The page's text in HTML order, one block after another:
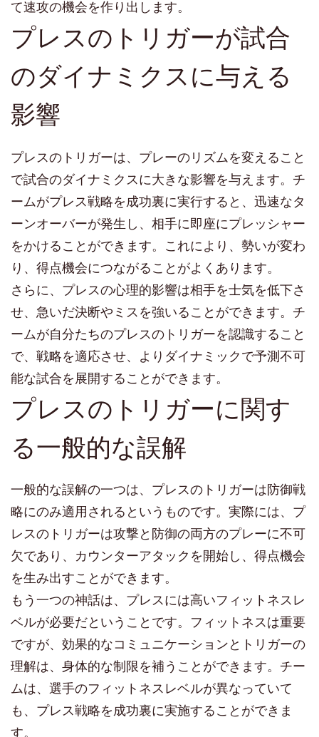
て速攻の機会を作り出します。
プレスのトリガーが試合
のダイナミクスに与える
影響
プレスのトリガーは、プレーのリズムを変えること
で試合のダイナミクスに大きな影響を与えます。チ
ームがプレス戦略を成功裏に実行すると、迅速なタ
ーンオーバーが発生し、相手に即座にプレッシャー
をかけることができます。これにより、勢いが変わ
り、得点機会につながることがよくあります。
さらに、プレスの心理的影響は相手を士気を低下さ
せ、急いだ決断やミスを強いることができます。チ
ームが自分たちのプレスのトリガーを認識すること
で、戦略を適応させ、よりダイナミックで予測不可
能な試合を展開することができます。
プレスのトリガーに関す
る一般的な誤解
一般的な誤解の一つは、プレスのトリガーは防御戦
略にのみ適用されるというものです。実際には、プ
レスのトリガーは攻撃と防御の両方のプレーに不可
欠であり、カウンターアタックを開始し、得点機会
を生み出すことができます。
もう一つの神話は、プレスには高いフィットネスレ
ベルが必要だということです。フィットネスは重要
ですが、効果的なコミュニケーションとトリガーの
理解は、身体的な制限を補うことができます。チー
ムは、選手のフィットネスレベルが異なっていて
も、プレス戦略を成功裏に実施することができま
す。